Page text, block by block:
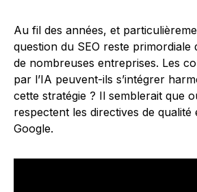
Au fil des années, et
question du SEO reste primordiale
de nombreuses entreprises. Les
par l’IA peuvent-ils s’intégrer
cette stratégie ? Il semblerait que
respectent les directives de qualité
Google.